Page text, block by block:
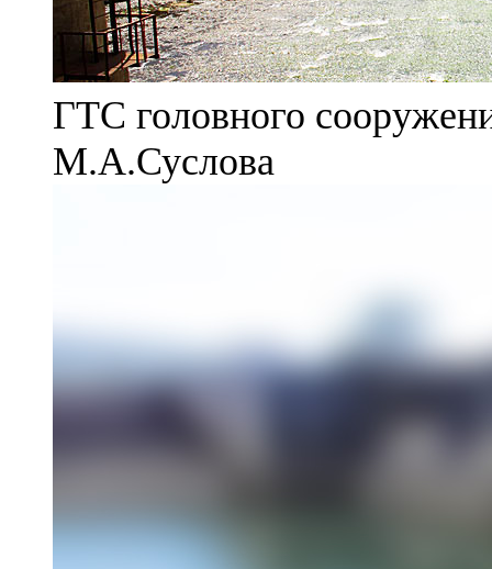
ГТС головного
М.А.Суслова